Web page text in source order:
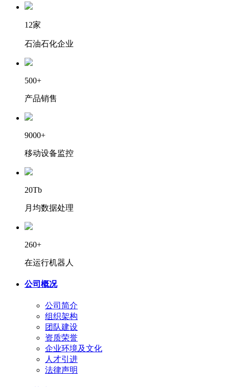
12家
石油石化企业
500+
产品销售
9000+
移动设备监控
20Tb
月均数据处理
260+
在运行机器人
公司概况
公司简介
组织架构
团队建设
资质荣誉
企业环境及文化
人才引进
法律声明